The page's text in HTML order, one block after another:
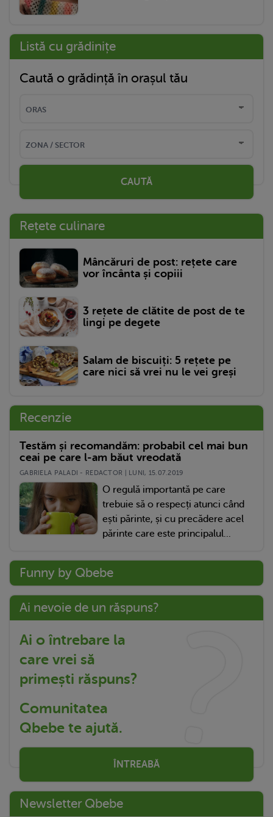
Listă cu grădinițe
Caută o grădință în orașul tău
CAUTĂ
Rețete culinare
Mâncăruri de post: rețete care
vor încânta și copiii
3 rețete de clătite de post de te
lingi pe degete
Salam de biscuiți: 5 rețete pe
care nici să vrei nu le vei greși
Recenzie
Testăm și recomandăm: probabil cel mai bun
ceai pe care l-am băut vreodată
GABRIELA PALADI - REDACTOR | LUNI, 15.07.2019
O regulă importantă pe care
trebuie să o respecți atunci când
ești părinte, și cu precădere acel
părinte care este principalul...
Funny by Qbebe
Ai nevoie de un răspuns?
Ai o întrebare la
care vrei să
primești răspuns?
Comunitatea
Qbebe te ajută.
ÎNTREABĂ
Newsletter Qbebe